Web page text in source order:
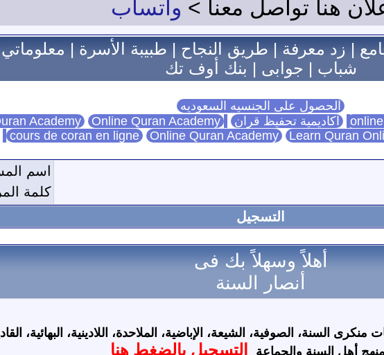
هنا تواصل معنا > واتساب
|زد معرفة|طريق النجاح|طبيبة الأسرة|معلوماتي
شباب | جوابى | بنك أوف تك
الحصول على الجنسيه السعوديه
اكاديمية تحفيظ قران Academy Online Quran Academy
cours de coran en ligne Online Quran Academy Learn Quran
اسم
كلمة
التسجيل
أهلاً وسهلاً بك فى
أنصار السنة
الصوفية، الشيعة، الإباضية، الملاحدة، اللادينية، البهائية،
أهل السنة والجماعة
التسجيل بالضغط هنا